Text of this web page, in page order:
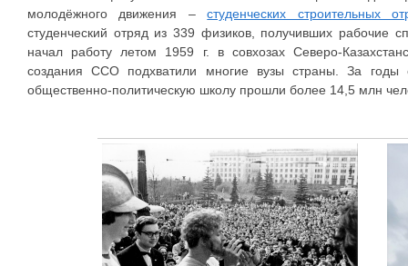
молодёжного движения –студенческих строительных
студенческий отряд из 339 физиков, получивших рабочие
начал работу летом 1959 г. в совхозах Северо-
создания ССО подхватили многие вузы страны. За годы
общественно-политическую школу прошли более 14,5 млн